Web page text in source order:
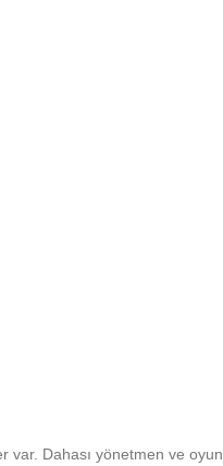
Dahası yönetmen ve